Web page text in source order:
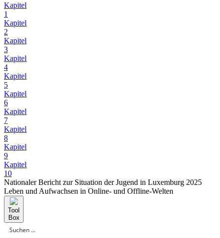
Kapitel
1
Kapitel
2
Kapitel
3
Kapitel
4
Kapitel
5
Kapitel
6
Kapitel
7
Kapitel
8
Kapitel
9
Kapitel
10
Nationaler Bericht zur Situation der Jugend in Luxemburg 2025
Leben und Aufwachsen in Online- und Offline-Welten
Tool
Box